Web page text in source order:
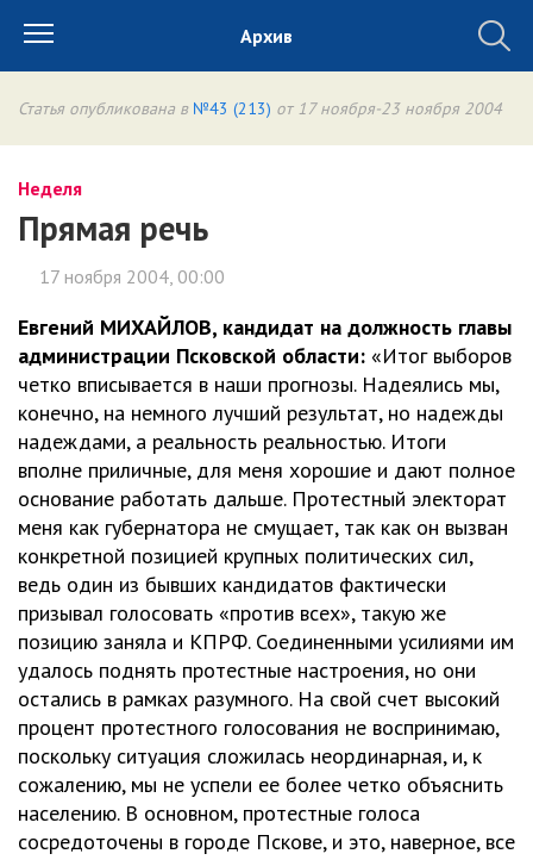
Архив
Статья опубликована в №43 (213) от 17 ноября-23 ноября 2004
Неделя
Прямая речь
17 ноября 2004, 00:00
Евгений МИХАЙЛОВ, кандидат на должность главы
администрации Псковской области: «Итог выборов
четко вписывается в наши прогнозы. Надеялись мы,
конечно, на немного лучший результат, но надежды
надеждами, а реальность реальностью. Итоги
вполне приличные, для меня хорошие и дают полное
основание работать дальше. Протестный электорат
меня как губернатора не смущает, так как он вызван
конкретной позицией крупных политических сил,
ведь один из бывших кандидатов фактически
призывал голосовать «против всех», такую же
позицию заняла и КПРФ. Соединенными усилиями им
удалось поднять протестные настроения, но они
остались в рамках разумного. На свой счет высокий
процент протестного голосования не воспринимаю,
поскольку ситуация сложилась неординарная, и, к
сожалению, мы не успели ее более четко объяснить
населению. В основном, протестные голоса
сосредоточены в городе Пскове, и это, наверное, все